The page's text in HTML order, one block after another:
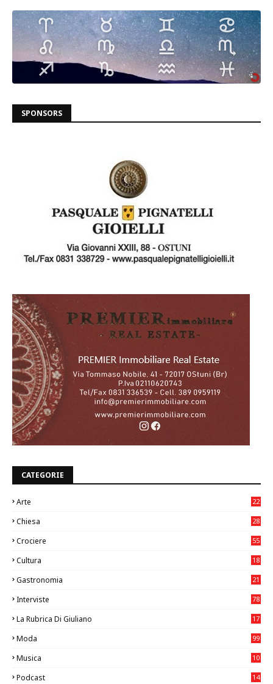
SPONSORS
CATEGORIE
Arte
22
Chiesa
28
Crociere 55
Cultura
18
Gastronomia
21
Interviste 78
La Rubrica Di Giuliano
17
Moda 99
Musica
10
Podcast 14